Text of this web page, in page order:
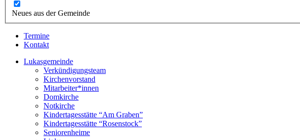
Neues aus der Gemeinde
Termine
Kontakt
Lukasgemeinde
Verkündigungsteam
Kirchenvorstand
Mitarbeiter*innen
Domkirche
Notkirche
Kindertagesstätte “Am Graben”
Kindertagesstätte “Rosenstock”
Seniorenheime